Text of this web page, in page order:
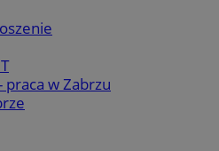
praca w Zabrzu